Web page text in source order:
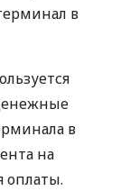
в
в
на
оплаты.